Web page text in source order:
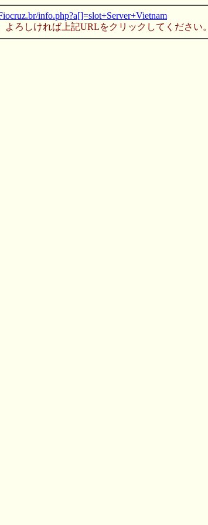
info.php?a[]=slot+Server+Vietnam
よろしければ上記URLをクリックしてください。